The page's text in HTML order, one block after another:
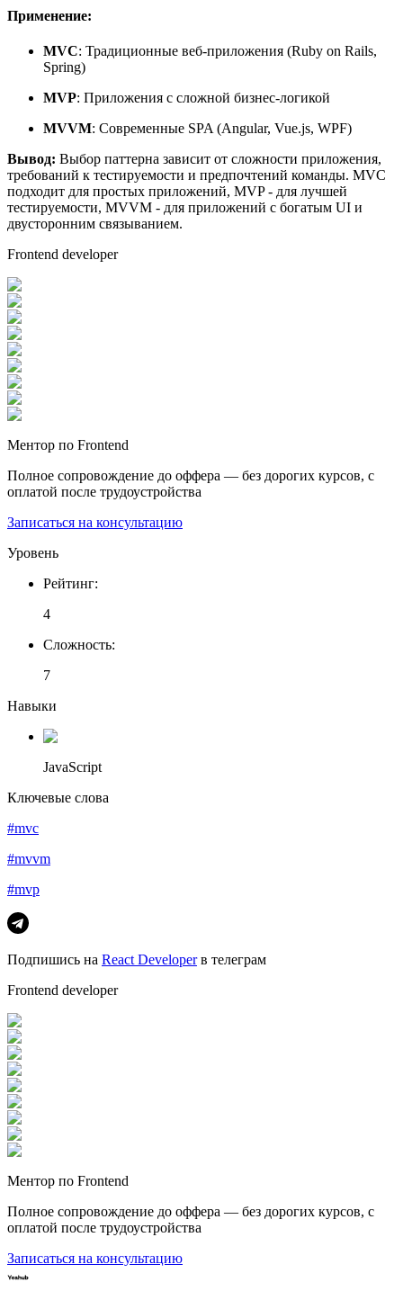
Применение:
MVC: Традиционные веб-приложения (Ruby on Rails,
Spring)
MVP: Приложения с сложной бизнес-логикой
MVVM: Современные SPA (Angular, Vue.js, WPF)
Вывод: Выбор паттерна зависит от сложности приложения,
требований к тестируемости и предпочтений команды. MVC
подходит для простых приложений, MVP - для лучшей
тестируемости, MVVM - для приложений с богатым UI и
двусторонним связыванием.
Frontend developer
Ментор по Frontend
Полное сопровождение до оффера — без дорогих курсов, с
оплатой после трудоустройства
Записаться на консультацию
Уровень
Рейтинг:
4
Сложность:
7
Навыки
JavaScript
Ключевые слова
#mvc
#mvvm
#mvp
Подпишись на React Developerв телеграм
Frontend developer
Ментор по Frontend
Полное сопровождение до оффера — без дорогих курсов, с
оплатой после трудоустройства
Записаться на консультацию